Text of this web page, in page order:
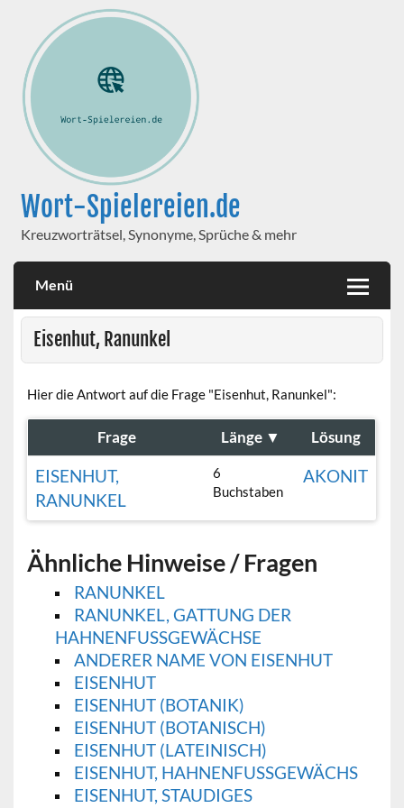
Wort-Spielereien.de
Kreuzworträtsel, Synonyme, Sprüche & mehr
Menü
Eisenhut, Ranunkel
Hier die Antwort auf die Frage "Eisenhut, Ranunkel":
Frage Länge ▼ Lösung
EISENHUT,
RANUNKEL
6
Buchstaben
AKONIT
Ähnliche Hinweise / Fragen
RANUNKEL
RANUNKEL, GATTUNG DER
HAHNENFUSSGEWÄCHSE
ANDERER NAME VON EISENHUT
EISENHUT
EISENHUT (BOTANIK)
EISENHUT (BOTANISCH)
EISENHUT (LATEINISCH)
EISENHUT, HAHNENFUSSGEWÄCHS
EISENHUT, STAUDIGES